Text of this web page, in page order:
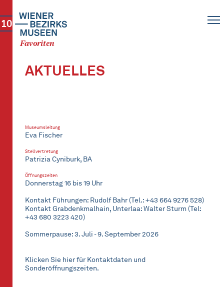
Favoriten
10
AKTUELLES
Museumsleitung
Eva Fischer
Stellvertretung
Patrizia Cyniburk, BA
Öffnungszeiten
Donnerstag 16 bis 19 Uhr
Kontakt Führungen: Rudolf Bahr (Tel.: +43 664 9276 528)
Kontakt Grabdenkmalhain, Unterlaa: Walter Sturm (Tel:
+43 680 3223 420)
Sommerpause: 3. Juli - 9. September 2026
Klicken Sie hier für Kontaktdaten und
Sonderöffnungszeiten.